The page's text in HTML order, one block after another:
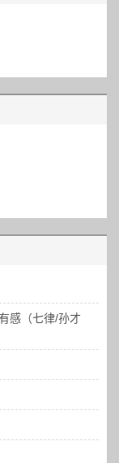
感（七律/孙才